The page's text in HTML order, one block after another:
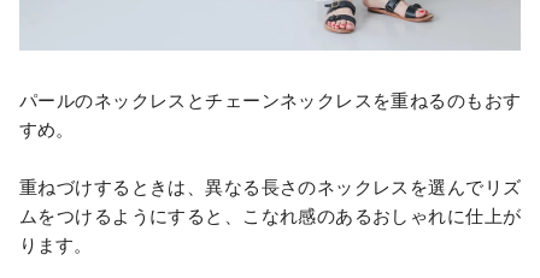
パールのネックレスとチェーンネックレスを重ねるのもおす
すめ。
重ねづけするときは、異なる長さのネックレスを選んでリズ
ムをつけるようにすると、こなれ感のあるおしゃれに仕上が
ります。